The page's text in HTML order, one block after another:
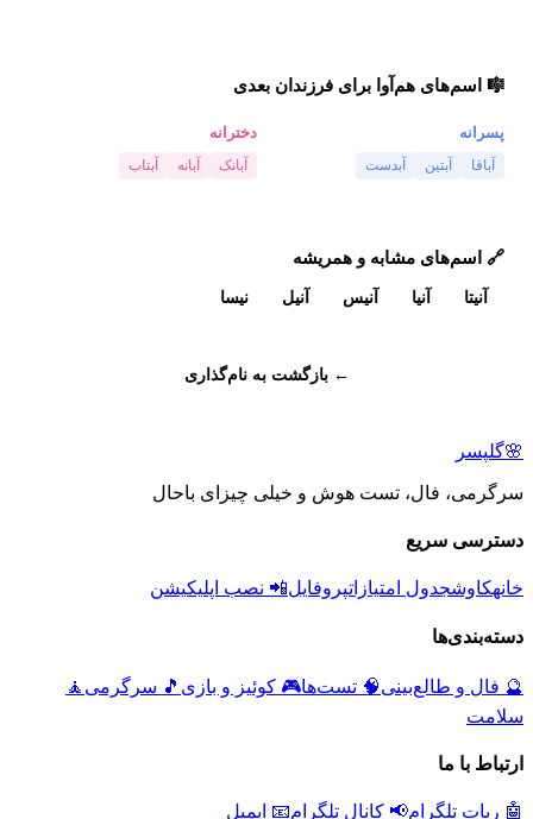
🎼 اسم‌های هم‌آوا برای فرزندان بعدی
پسرانه
آباقا آبتین آبدست
دخترانه
آبانک آبانه آبتاب
🔗 اسم‌های مشابه و همریشه
آنیتا آنیا آنیس آنیل نیسا
← بازگشت به نام‌گذاری
🌸گلپسر
سرگرمی، فال، تست هوش و خیلی چیزای باحال
دسترسی سریع
خانهکاوشجدول امتیازاتپروفایل📲 نصب اپلیکیشن
دسته‌بندی‌ها
🔮 فال و طالع‌بینی🧠 تست‌ها🎮 کوئیز و بازی 🎵 سرگرمی 🧘
سلامت
ارتباط با ما
🤖 ربات تلگرام📢 کانال تلگرام📧 ایمیل